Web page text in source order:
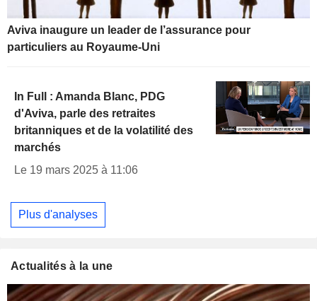
Aviva inaugure un leader de l’assurance pour
particuliers au Royaume-Uni
In Full : Amanda Blanc, PDG
d'Aviva, parle des retraites
britanniques et de la volatilité des
marchés
Le 19 mars 2025 à 11:06
Plus d'analyses
Actualités à la une